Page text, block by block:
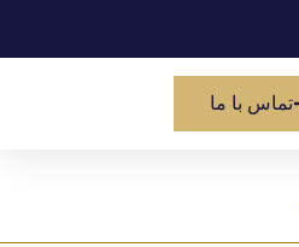
تماس با ما